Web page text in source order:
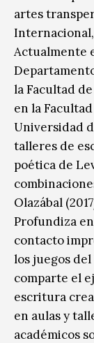
artes
Actualmente
la Facultad
en la
Universidad
talleres de
poética de
Olazábal
Profundiza
contacto
los juegos
comparte el
escritura
en aulas y
académicos